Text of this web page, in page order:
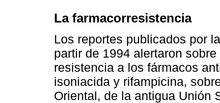
La farmacorresistencia
Los reportes publicados por
partir de 1994 alertaron
resistencia a los fármacos
isoniacida y rifampicina,
Oriental, de la antigua Unión